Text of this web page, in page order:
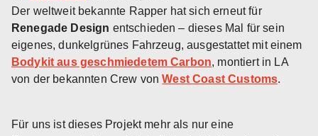
Der weltweit bekannte Rapper hat sich erneut für
Renegade Design entschieden – dieses Mal für sein
eigenes, dunkelgrünes Fahrzeug, ausgestattet mit einem
Bodykit aus geschmiedetem Carbon, montiert in LA
von der bekannten Crew vonWest Coast Customs.
Für uns ist dieses Projekt mehr als nur eine